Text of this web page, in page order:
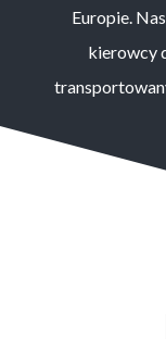
Europie.
kierowcy